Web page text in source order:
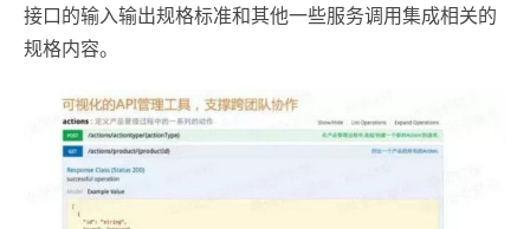
接口的输入输出规格标准和其他一些服务调用集成相关的
规格内容。